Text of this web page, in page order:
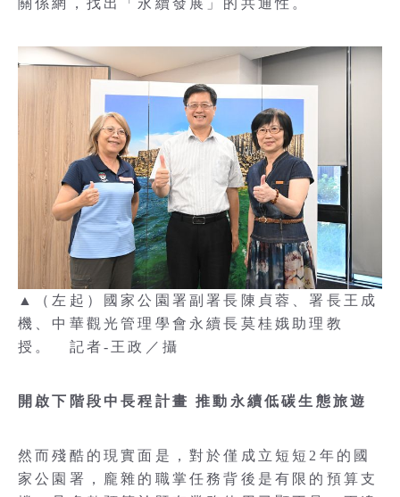
關係網，找出「永續發展」的共通性。
▲（左起）國家公園署副署長陳貞蓉、署長王成
機、中華觀光管理學會永續長莫桂娥助理教
授。 記者-王政／攝
開啟下階段中長程計畫 推動永續低碳生態旅遊
然而殘酷的現實面是，對於僅成立短短2年的國
家公園署，龐雜的職掌任務背後是有限的預算支